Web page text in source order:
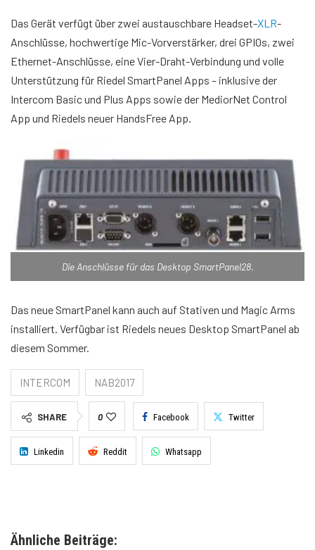
Das Gerät verfügt über zwei austauschbare Headset-XLR-
Anschlüsse, hochwertige Mic-Vorverstärker, drei GPIOs, zwei
Ethernet-Anschlüsse, eine Vier-Draht-Verbindung und volle
Unterstützung für Riedel SmartPanel Apps – inklusive der
Intercom Basic und Plus Apps sowie der MediorNet Control
App und Riedels neuer HandsFree App.
Die Anschlüsse für das Desktop SmartPanel28.
Das neue SmartPanel kann auch auf Stativen und Magic Arms
installiert. Verfügbar ist Riedels neues Desktop SmartPanel ab
diesem Sommer.
INTERCOM NAB2017
SHARE 0 Facebook Twitter
Linkedin Reddit Whatsapp
Ähnliche Beiträge: